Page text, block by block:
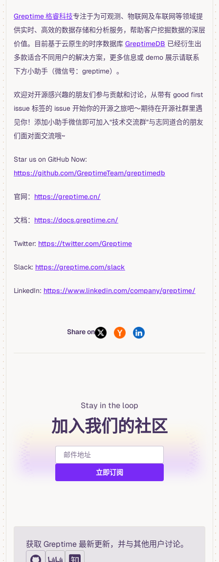
Greptime 格睿科技专注于为可观测、物联网及车联网等领域提
供实时、高效的数据存储和分析服务，帮助客户挖掘数据的深层
价值。目前基于云原生的时序数据库 GreptimeDB 已经衍生出
多款适合不同用户的解决方案，更多信息或 demo 展示请联系
下方小助手（微信号：greptime）。
欢迎对开源感兴趣的朋友们参与贡献和讨论，从带有 good first
issue 标签的 issue 开始你的开源之旅吧～期待在开源社群里遇
见你！添加小助手微信即可加入“技术交流群”与志同道合的朋友
们面对面交流哦~
Star us on GitHub Now:
https://github.com/GreptimeTeam/greptimedb
官网： https://greptime.cn/
文档： https://docs.greptime.cn/
Twitter: https://twitter.com/Greptime
Slack: https://greptime.com/slack
LinkedIn: https://www.linkedin.com/company/greptime/
Share on
Stay in the loop
加入我们的社区
获取 Greptime 最新更新，并与其他用户讨论。